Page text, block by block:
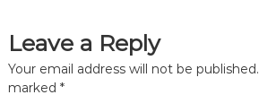
a
t
Leave a Reply
Your email address will not be published.
marked *